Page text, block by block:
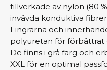
tillverkade av nylon (80
invävda konduktiva
Fingrarna och
polyuretan för förbättrat
De finns i grå färg och
XXL för en optimal